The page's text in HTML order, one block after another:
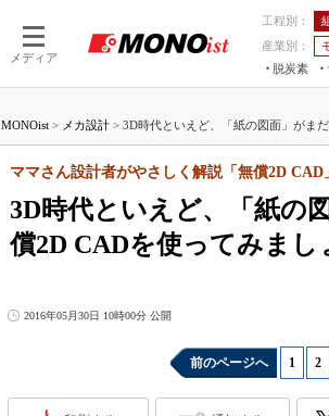
メディア
工程別：
産業別：
脱炭素
つながる工場
つながるサービス
AI×設備保全
Physical AI
MONOist > メカ設計 > 3D時代といえど、「紙の図面」がま
3D時代といえど、「紙
償2D CADを使ってみまし
ママさん設計者がやさしく解説「無償2D CAD
2016年05月30日 10時00分 公開
前のページへ 1 2